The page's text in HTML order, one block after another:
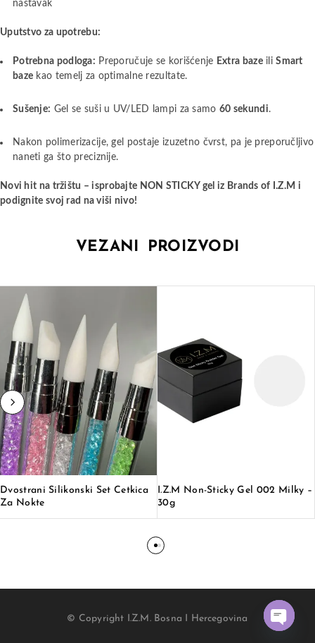
nastavak
Uputstvo za upotrebu:
Potrebna podloga: Preporučuje se korišćenje Extra bazeiliSmart
baze kao temelj za optimalne rezultate.
Sušenje: Gel se suši u UV/LED lampi za samo 60 sekundi.
Nakon polimerizacije, gel postaje izuzetno čvrst, pa je preporučljivo
naneti ga što preciznije.
Novi hit na tržištu – isprobajte NON STICKY gel iz Brands of I.Z.M i
podignite svoj rad na viši nivo!
VEZANI PROIZVODI
Dvostrani Silikonski Set Cetkica
Za Nokte
I.Z.M Non-Sticky Gel 002 Milky –
30g
© Copyright I.Z.M. Bosna I Hercegovina